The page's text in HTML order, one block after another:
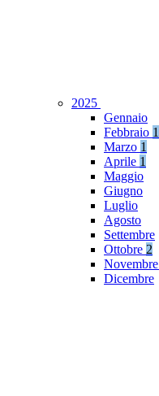
2025
Gennaio
Febbraio 1
Marzo 1
Aprile 1
Maggio
Giugno
Luglio
Agosto
Settembre
Ottobre 2
Novembre
Dicembre